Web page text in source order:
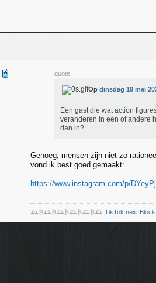
quote:
Op dinsdag 19 mei
Een gast die wat action
veranderen in een of andere
dan in?
Genoeg, mensen zijn niet zo
vond ik best goed gemaakt:
https://www.instagram.com/p/
🕰️₿🕰️₿🕰️₿🕰️₿🕰️₿🕰️ TikTok next Block